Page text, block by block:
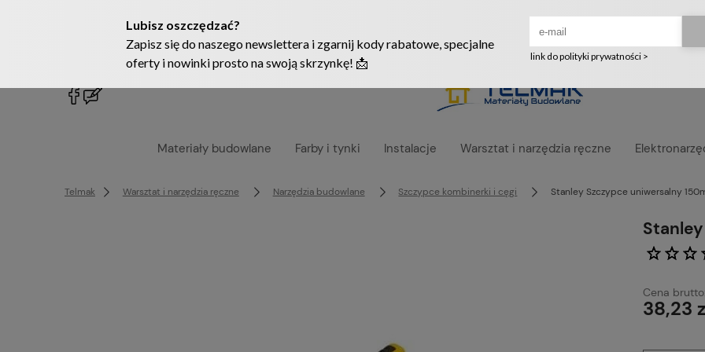
Ruszyła nowa szata graficzna naszego sklepu! ❤️
222905958 sklep@telmak.pl
Materiały budowlane Farby i tynki Instalacje Warsztat i narzędzia ręczne
Telmak Warsztat i narzędzia ręczne Narzędzia budowlane Szczypce kombinerki i cęgi Stanley Szczypce uniwersalny
Cena brutto:
38,23